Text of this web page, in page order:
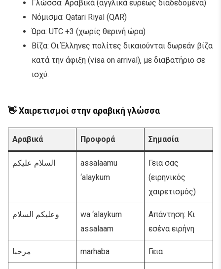
Γλώσσα: Αραβικά (αγγλικά ευρέως διαδεδομένα)
Νόμισμα: Qatari Riyal (QAR)
Ώρα: UTC +3 (χωρίς θερινή ώρα)
Βίζα: Οι Έλληνες πολίτες δικαιούνται δωρεάν βίζα
κατά την άφιξη (visa on arrival), με διαβατήριο σε
ισχύ.
👋 Χαιρετισμοί στην αραβική γλώσσα
Αραβικά Προφορά Σημασία
السلام عليكم
assalaamu
‘alaykum
Γεια σας
(ειρηνικός
χαιρετισμός)
وعليكم السلام
wa ‘alaykum
assalaam
Απάντηση: Κι
εσένα ειρήνη
مرحبا marhaba Γεια